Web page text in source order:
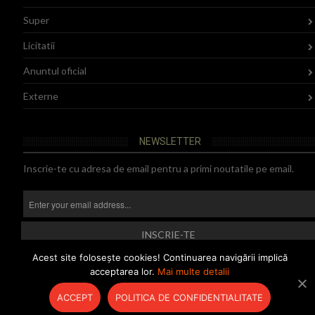
Super
Licitatii
Anuntul oficial
Externe
NEWSLETTER
Inscrie-te cu adresa de email pentru a primi noutatile pe email.
Copyright @ 2020 directmm.ro
Acest site foloseşte cookies! Continuarea navigării implică
acceptarea lor. Mai multe detalii
ACCEPT POLITICA DE CONFIDENTIALITATE